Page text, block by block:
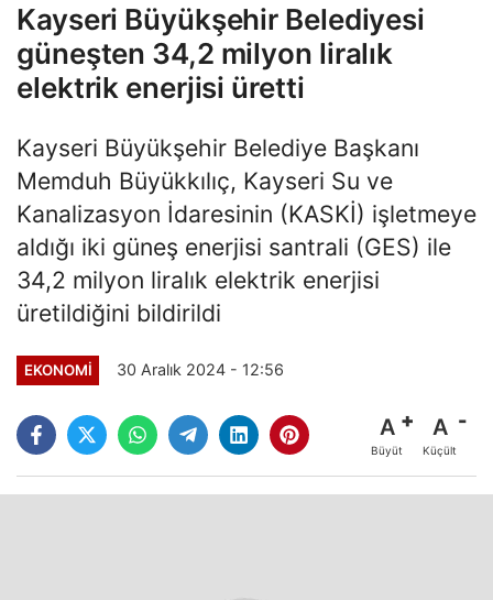
Kayseri Büyükşehir Belediyesi
güneşten 34,2 milyon liralık
elektrik enerjisi üretti
Kayseri Büyükşehir Belediye Başkanı
Memduh Büyükkılıç, Kayseri Su ve
Kanalizasyon İdaresinin (KASKİ) işletmeye
aldığı iki güneş enerjisi santrali (GES) ile
34,2 milyon liralık elektrik enerjisi
üretildiğini bildirildi
EKONOMI 30 Aralık 2024 - 12:56
A
Büyüt
A
Küçült